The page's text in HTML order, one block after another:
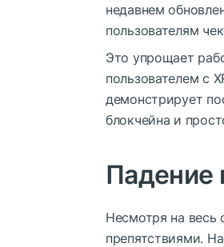
недавнем
пользователям
Это упрощает
пользователем с
демонстрирует
блокчейна и
Падение
Несмотря на весь
препятствиями.